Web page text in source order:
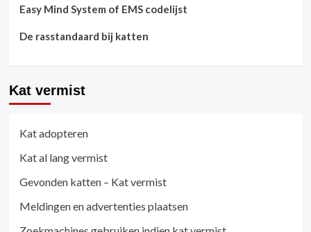
Easy Mind System of EMS codelijst
De rasstandaard bij katten
Kat vermist
Kat adopteren
Kat al lang vermist
Gevonden katten – Kat vermist
Meldingen en advertenties plaatsen